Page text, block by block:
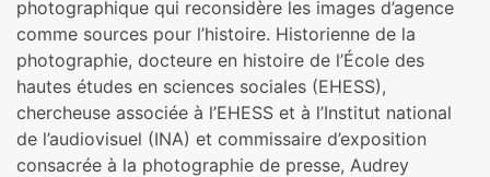
photographique qui reconsidère les images d’agence
comme sources pour l’histoire. Historienne de la
photographie, docteure en histoire de l’École des
hautes études en sciences sociales (EHESS),
chercheuse associée à l’EHESS et à l’Institut national
de l’audiovisuel (INA) et commissaire d’exposition
consacrée à la photographie de presse, Audrey